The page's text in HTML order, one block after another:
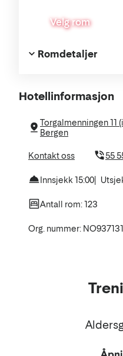
Velg rom
Romdetaljer
Om
hotellet
Hotellinformasjon
Torgalmenningen 11
Bergen
Kontakt oss 55
Innsjekk 15:00
Antall rom: 123
Org. nummer: